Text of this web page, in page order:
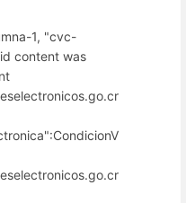
1, "cvc-
content was